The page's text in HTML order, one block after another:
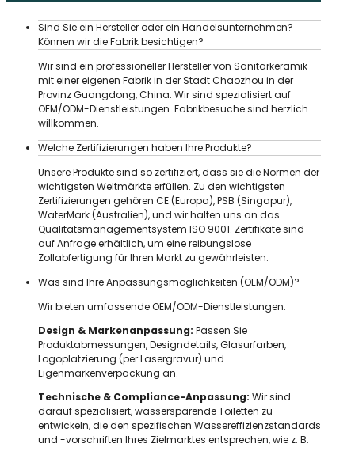
Sind Sie ein Hersteller oder ein Handelsunternehmen?
Können wir die Fabrik besichtigen?
Wir sind ein professioneller Hersteller von Sanitärkeramik
mit einer eigenen Fabrik in der Stadt Chaozhou in der
Provinz Guangdong, China. Wir sind spezialisiert auf
OEM/ODM-Dienstleistungen. Fabrikbesuche sind herzlich
willkommen.
Welche Zertifizierungen haben Ihre Produkte?
Unsere Produkte sind so zertifiziert, dass sie die Normen der
wichtigsten Weltmärkte erfüllen. Zu den wichtigsten
Zertifizierungen gehören CE (Europa), PSB (Singapur),
WaterMark (Australien), und wir halten uns an das
Qualitätsmanagementsystem ISO 9001. Zertifikate sind
auf Anfrage erhältlich, um eine reibungslose
Zollabfertigung für Ihren Markt zu gewährleisten.
Was sind Ihre Anpassungsmöglichkeiten (OEM/ODM)?
Wir bieten umfassende OEM/ODM-Dienstleistungen.
Design & Markenanpassung: Passen Sie
Produktabmessungen, Designdetails, Glasurfarben,
Logoplatzierung (per Lasergravur) und
Eigenmarkenverpackung an.
Technische & Compliance-Anpassung: Wir sind
darauf spezialisiert, wassersparende Toiletten zu
entwickeln, die den spezifischen Wassereffizienzstandards
und -vorschriften Ihres Zielmarktes entsprechen, wie z. B: